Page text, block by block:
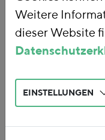
Publikationsart
Weitere
dieser Website
EINSTELLUNGEN